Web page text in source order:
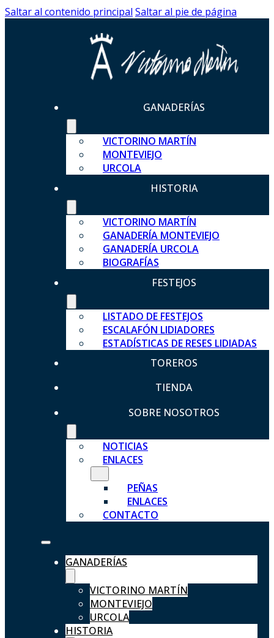
Saltar al contenido principal Saltar al pie de página
GANADERÍAS
VICTORINO MARTÍN
MONTEVIEJO
URCOLA
HISTORIA
VICTORINO MARTÍN
GANADERÍA MONTEVIEJO
GANADERÍA URCOLA
BIOGRAFÍAS
FESTEJOS
LISTADO DE FESTEJOS
ESCALAFÓN LIDIADORES
ESTADÍSTICAS DE RESES LIDIADAS
TOREROS
TIENDA
SOBRE NOSOTROS
NOTICIAS
ENLACES
PEÑAS
ENLACES
CONTACTO
GANADERÍAS
VICTORINO MARTÍN
MONTEVIEJO
URCOLA
HISTORIA